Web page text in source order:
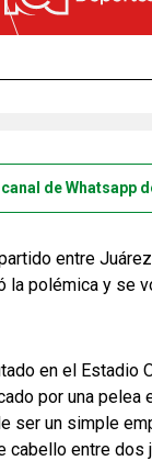
de Whatsapp
entre
la polémica y se
en el Estadio
por una pelea
ser un simple
cabello entre dos